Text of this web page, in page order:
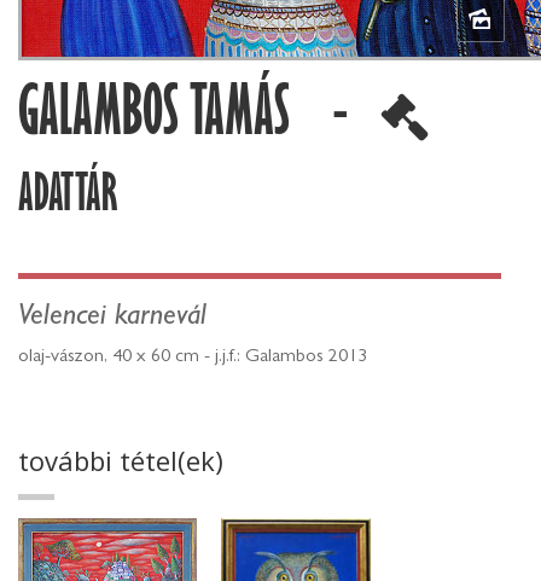
GALAMBOS TAMÁS -
ADATTÁR
Velencei karnevál
olaj-vászon, 40 x 60 cm - j.j.f.: Galambos 2013
további tétel(ek)